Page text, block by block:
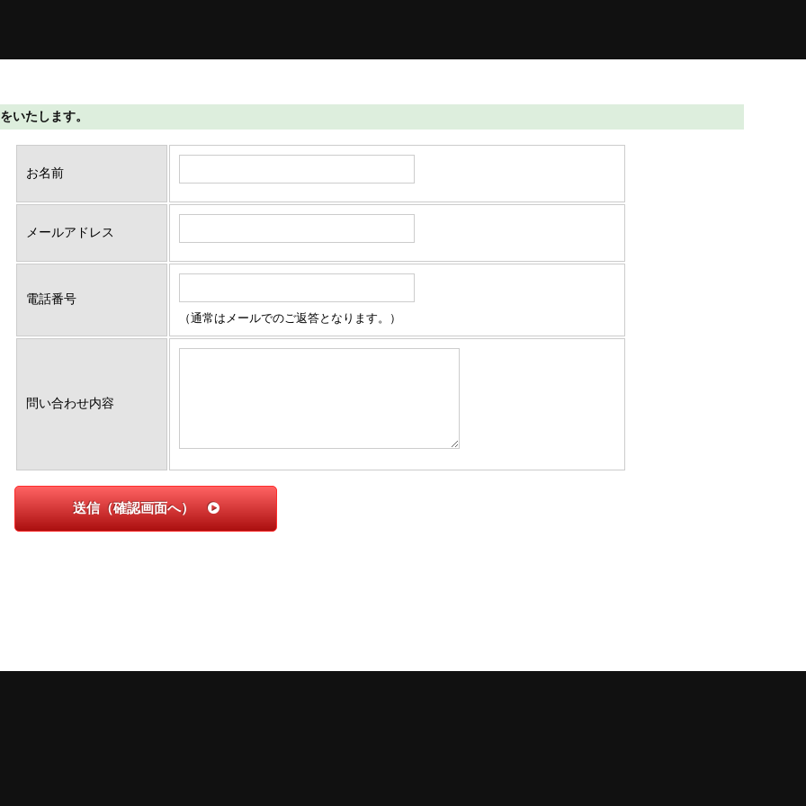
いたします。
お名前
メールアドレス
電話番号
（通常はメールでのご返答となります。）
問い合わせ内容
送信（確認画面へ）